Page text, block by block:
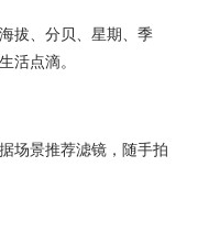
拔、分贝、星期、季
活点滴。
场景推荐滤镜，随手拍